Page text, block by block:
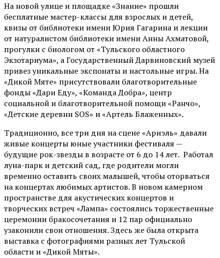
На новой улице и площадке «Знание» прошли
бесплатные мастер-классы для взрослых и детей,
квизы от библиотеки имени Юрия Гагарина и лекции
от натуралистом библиотеки имени Анны Ахматовой,
прогулки с биологом от «Тульского областного
Экзотариума», а Государственный Дарвиновский музей
привез уникальные экспонаты и настольные игры. На
«Дикой Мяте» присутствовали благотворительные
фонды «Дари Еду», «Команда Добра», центр
социальной и благотворительной помощи «Ранчо»,
«Детские деревни SOS» и «Артель Блаженных».
Традиционно, все три дня на сцене«Ариэль» давали
живые концерты юные участники фестиваля —
будущие рок-звезды в возрасте от 6 до 14 лет. Работал
луна-парк и детский сад, где родители могли
временно оставить своих малышей, чтобы оторваться
на концертах любимых артистов. В новом камерном
пространстве для акустических концертов и
творческих встреч «Лампа» состоялись торжественные
церемонии бракосочетания и 12 пар официально
узаконили свои отношения. Здесь же была открыта
выставка с фотографиями разных лет Тульской
области и «Дикой Мяты».